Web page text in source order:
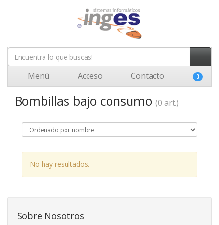
Menú Acceso Contacto 0
Bombillas bajo consumo (0 art.)
No hay resultados.
Sobre Nosotros